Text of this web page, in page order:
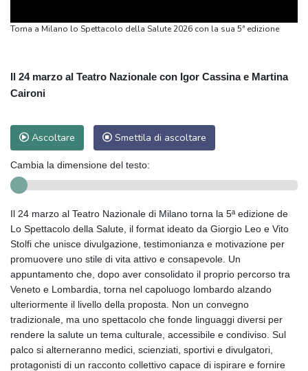
Torna a Milano lo Spettacolo della Salute 2026 con la sua 5ª edizione
Il 24 marzo al Teatro Nazionale con Igor Cassina e Martina
Caironi
Ascoltare Smettila di ascoltare
Cambia la dimensione del testo:
Il 24 marzo al Teatro Nazionale di Milano torna la 5ª edizione de
Lo Spettacolo della Salute, il format ideato da Giorgio Leo e Vito
Stolfi che unisce divulgazione, testimonianza e motivazione per
promuovere uno stile di vita attivo e consapevole. Un
appuntamento che, dopo aver consolidato il proprio percorso tra
Veneto e Lombardia, torna nel capoluogo lombardo alzando
ulteriormente il livello della proposta. Non un convegno
tradizionale, ma uno spettacolo che fonde linguaggi diversi per
rendere la salute un tema culturale, accessibile e condiviso. Sul
palco si alterneranno medici, scienziati, sportivi e divulgatori,
protagonisti di un racconto collettivo capace di ispirare e fornire